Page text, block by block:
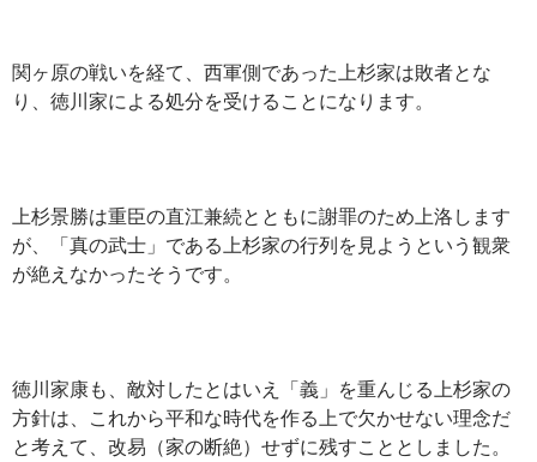
関ヶ原の戦いを経て、西軍側であった上杉家は敗者とな
り、徳川家による処分を受けることになります。
上杉景勝は重臣の直江兼続とともに謝罪のため上洛します
が、「真の武士」である上杉家の行列を見ようという観衆
が絶えなかったそうです。
徳川家康も、敵対したとはいえ「義」を重んじる上杉家の
方針は、これから平和な時代を作る上で欠かせない理念だ
と考えて、改易（家の断絶）せずに残すこととしました。